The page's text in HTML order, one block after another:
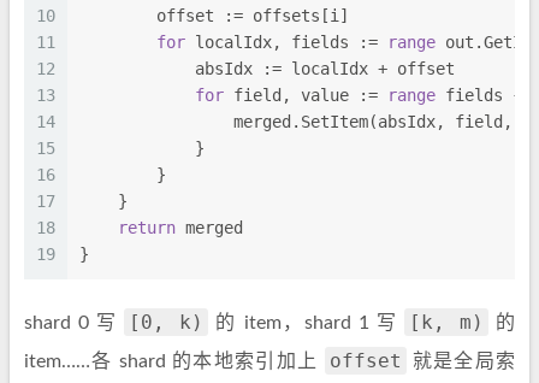
10
11
12
13
14
15
16
17
18
19
        offset := offsets[i]
for localIdx, fields := range
            absIdx := localIdx + offset
for field, value := range fields {
merged.SetItem(absIdx, field,
            }
        }
    }
return merged
}
shard 0 写 [0, k) 的 item，shard 1 写 [k, m)
的
item……各 shard 的本地索引加上
offset
就是全局索